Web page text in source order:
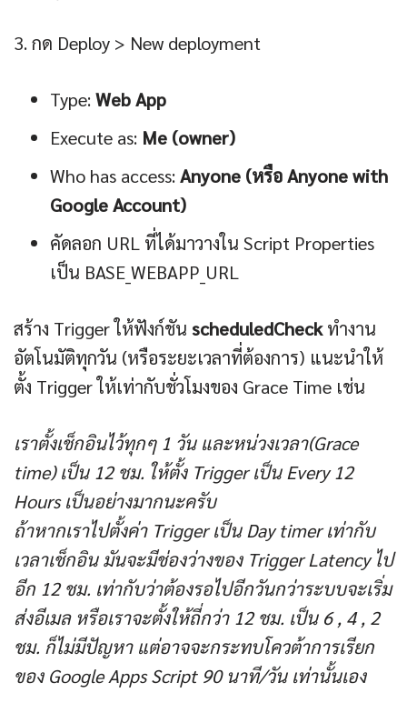
กด Deploy > New deployment
Type:Web App
Execute as: Me (owner)
Who has access:Anyone (หรือ Anyone with
Google Account)
คัดลอก URL ที่ได้มาวางใน Script Properties
เป็น BASE_WEBAPP_URL
สร้าง Trigger ให้ฟังก์ชัน scheduledCheckทำงาน
อัตโนมัติทุกวัน (หรือระยะเวลาที่ต้องการ) แนะนำให้
ตั้ง Trigger ให้เท่ากับชั่วโมงของ Grace Time เช่น
เราตั้งเช็กอินไว้ทุกๆ 1 วัน และหน่วงเวลา(Grace
time) เป็น 12 ชม. ให้ตั้ง Trigger เป็น Every 12
Hours เป็นอย่างมากนะครับ
ถ้าหากเราไปตั้งค่า Trigger เป็น Day timer เท่ากับ
เวลาเช็กอิน มันจะมีช่องว่างของ Trigger Latency ไป
อีก 12 ชม. เท่ากับว่าต้องรอไปอีกวันกว่าระบบจะเริ่ม
ส่งอีเมล หรือเราจะตั้งให้ถี่กว่า 12 ชม. เป็น 6 , 4 , 2
ชม. ก็ไม่มีปัญหา แต่อาจจะกระทบโควต้าการเรียก
ของ Google Apps Script 90 นาที/วัน เท่านั้นเอง